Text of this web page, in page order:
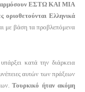
ΕΣΤΩ ΚΑΙ ΜΙΑ
οριοθετούνται Ελληνικά
με βάση τα προβλεπόμενα
κατά την διάρκεια
αυτών των πράξεων
Τουρκικό ήταν ακόμη